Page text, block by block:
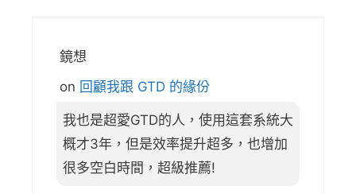
鏡想
on 回顧我跟 GTD 的緣份
我也是超愛GTD的人，使用這套系統大
概才3年，但是效率提升超多，也增加
很多空白時間，超級推薦!